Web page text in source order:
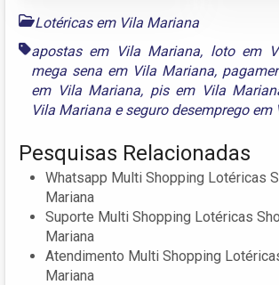
Lotéricas em Vila Mariana
apostas em Vila Mariana, loto em
mega sena em Vila Mariana,
em Vila Mariana, pis em Vila
Vila Mariana eseguro desemprego em
Pesquisas Relacionadas
Whatsapp Multi Shopping Lotéricas
Mariana
Suporte Multi Shopping Lotéricas
Mariana
Atendimento Multi Shopping
Mariana